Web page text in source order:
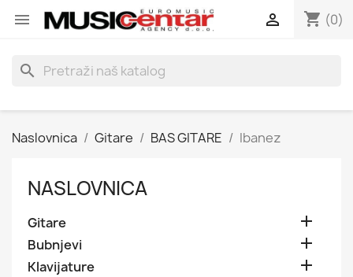
 shopping_cart (0)

search
Naslovnica Gitare BAS GITARE Ibanez
NASLOVNICA
Gitare 
Bubnjevi 
Klavijature 